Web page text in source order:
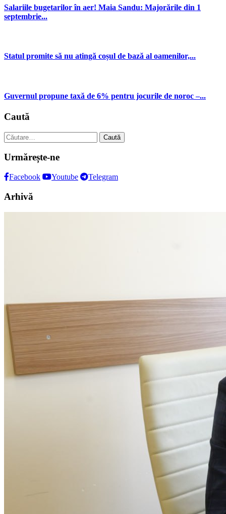
Salariile bugetarilor în aer! Maia Sandu: Majorările din 1
septembrie...
Statul promite să nu atingă coșul de bază al oamenilor,...
Guvernul propune taxă de 6% pentru jocurile de noroc –...
Caută
Caută
după:
Urmărește-ne
Facebook Youtube Telegram
Arhivă